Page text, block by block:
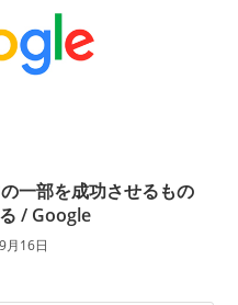
一部を成功させるもの
/ Google
月16日